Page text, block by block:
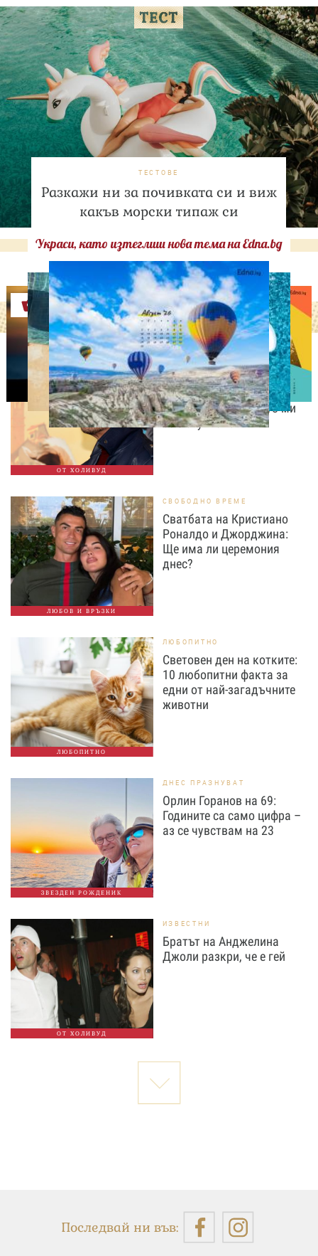
ТЕСТОВЕ
Разкажи ни за почивката си и виж
какъв морски типаж си
Украси, като изтеглиш нова тема на Edna.bg
Оферти
ОТ ХОЛИВУД
ИЗВЕСТНИ
Антонио Бандерас:
Инфарктът беше най-
хубавото нещо, което ми
се е случвало
ЛЮБОВ И ВРЪЗКИ
СВОБОДНО ВРЕМЕ
Сватбата на Кристиано
Роналдо и Джорджина:
Ще има ли церемония
днес?
ЛЮБОПИТНО
ЛЮБОПИТНО
Световен ден на котките:
10 любопитни факта за
едни от най-загадъчните
животни
ЗВЕЗДЕН РОЖДЕНИК
ДНЕС ПРАЗНУВАТ
Орлин Горанов на 69:
Годините са само цифра –
аз се чувствам на 23
ОТ ХОЛИВУД
ИЗВЕСТНИ
Братът на Анджелина
Джоли разкри, че е гей
Последвай ни във: